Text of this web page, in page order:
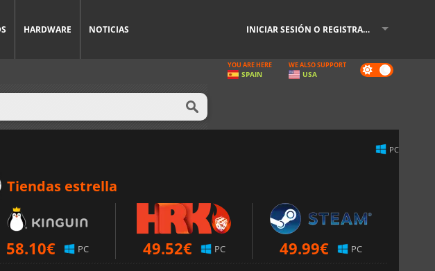
HARDWARE NOTICIAS INICIAR SESIÓN O REGISTRARSE
Dark
mode
YOU ARE HERE
SPAIN
WE ALSO SUPPORT
USA
PC
Tiendas estrella
58.10€ PC 49.52€ PC 49.99€ PC